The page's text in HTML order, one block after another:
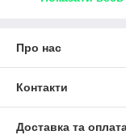
Про нас
Контакти
Доставка та